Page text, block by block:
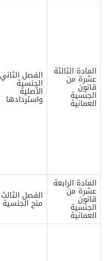
المادة الثالثة
عشرة من
قانون
الجنسية
العمانية
الفصل الثاني
الجنسية
الأصلية
واستردادها
المادة الرابعة
عشرة من
قانون
الجنسية
العمانية
الفصل الثالث
منح الجنسية